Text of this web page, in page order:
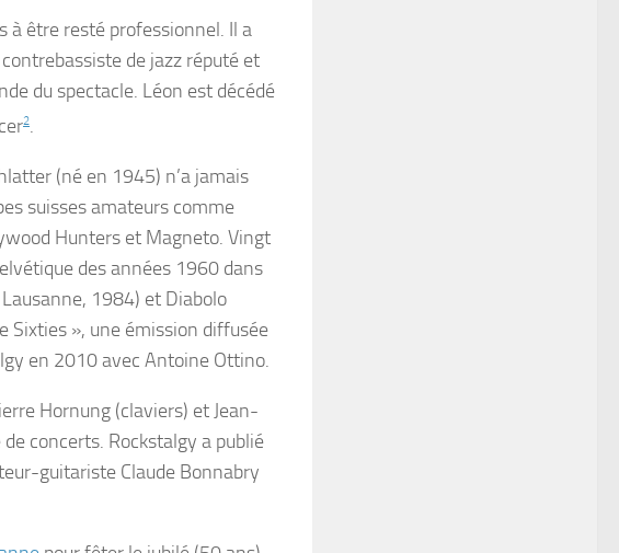
à être resté professionnel. Il a
de jazz réputé et
du spectacle. Léon est décédé
2.
(né en 1945) n’a jamais
suisses amateurs comme
Hunters et Magneto. Vingt
des années 1960 dans
1984) et Diabolo
Sixties », une émission diffusée
en 2010 avec Antoine Ottino.
Hornung (claviers) et Jean-
concerts. Rockstalgy a publié
guitariste Claude Bonnabry